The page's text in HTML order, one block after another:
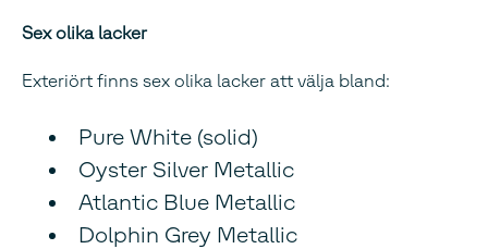
Sex olika lacker
Exteriört finns sex olika lacker att välja bland:
Pure White (solid)
Oyster Silver Metallic
Atlantic Blue Metallic
Dolphin Grey Metallic